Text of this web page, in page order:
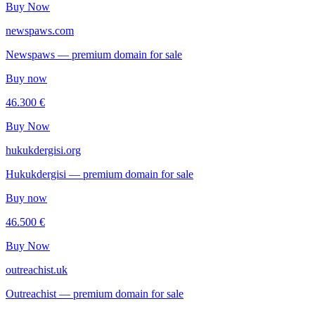
Buy Now
newspaws.com
Newspaws — premium domain for sale
Buy now
46.300 €
Buy Now
hukukdergisi.org
Hukukdergisi — premium domain for sale
Buy now
46.500 €
Buy Now
outreachist.uk
Outreachist — premium domain for sale